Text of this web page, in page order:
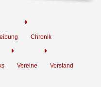
Chronik
Vereine Vorstand